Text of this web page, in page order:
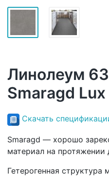
Линолеум
Smaragd Lux
Скачать
Smaragd — хорошо
материал на протяжении
Гетерогенная структура